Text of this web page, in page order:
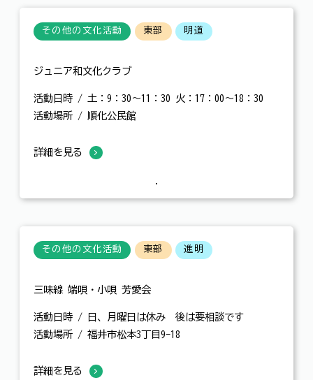
その他の文化活動 東部 明道
ジュニア和文化クラブ
活動日時 / 土：9：30～11：30 火：17：00～18：30
活動場所 / 順化公民館
詳細を見る
その他の文化活動 東部 進明
三味線 端唄・小唄 芳愛会
活動日時 / 日、月曜日は休み 後は要相談です
活動場所 / 福井市松本3丁目9-18
詳細を見る